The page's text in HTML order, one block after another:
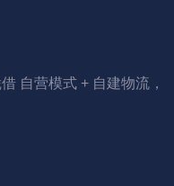
自营模式 + 自建物流，